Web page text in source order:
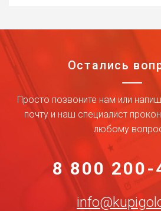
Остались
Просто позвоните нам или
почту и наш специалист
любому
8 800 200-